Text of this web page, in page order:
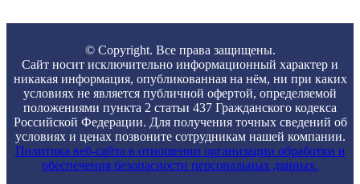
© Copyright. Все права защищены.
Сайт носит исключительно информационный характер и
никакая информация, опубликованная на нём, ни при каких
условиях не является публичной офертой, определяемой
положениями пункта 2 статьи 437 Гражданского кодекса
Российской Федерации. Для получения точных сведений об
условиях и ценах позвоните сотрудникам нашей компании.
Политика веб-сайта в отношении организации обработки и
обеспечения безопасности персональных данных.